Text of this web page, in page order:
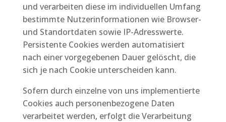
und verarbeiten diese im individuellen Umfang
bestimmte Nutzerinformationen wie Browser-
und Standortdaten sowie IP-Adresswerte.
Persistente Cookies werden automatisiert
nach einer vorgegebenen Dauer gelöscht, die
sich je nach Cookie unterscheiden kann.
Sofern durch einzelne von uns implementierte
Cookies auch personenbezogene Daten
verarbeitet werden, erfolgt die Verarbeitung